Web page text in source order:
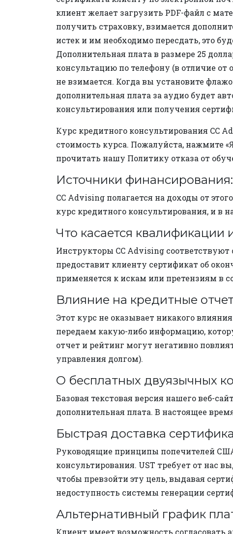
клиент желает загрузить PDF-файл с
получить страховку, взимается
истек и им необходимо пересдать, это
Дополнительная плата в размере 25
консультацию по телефону (в отличие
не взимается. Когда вы установите
дополнительная плата за аудио будет
консультирования или получения
Курс кредитного консультирования CC
стоимость курса. Пожалуйста, нажмите
прочитать нашу Политику отказа от
Источники финансирования:
CC Advising полагается на доходы от
курс кредитного консультирования, и
Что касается квалификации
Инструкторы CC Advising
предоставит клиенту сертификат об
применяется к искам или претензиям в
Влияние на кредитные
Этот курс не оказывает никакого
передаем какую-либо информацию,
отчет и рейтинг могут негативно
управления долгом).
О бесплатных двуязычных
Базовая текстовая версия нашего веб-
дополнительная плата. В настоящее
Быстрая доставка
Руководящие принципы попечителей
консультирования. UST требует от нас
чтобы превзойти эту цель, выдавая
недоступность системы генерации
Альтернативный график
Клиент имеет возможность согласовать